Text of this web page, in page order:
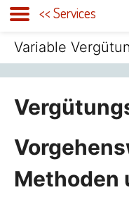
Zum
springen
Variable
Methoden
<< Services